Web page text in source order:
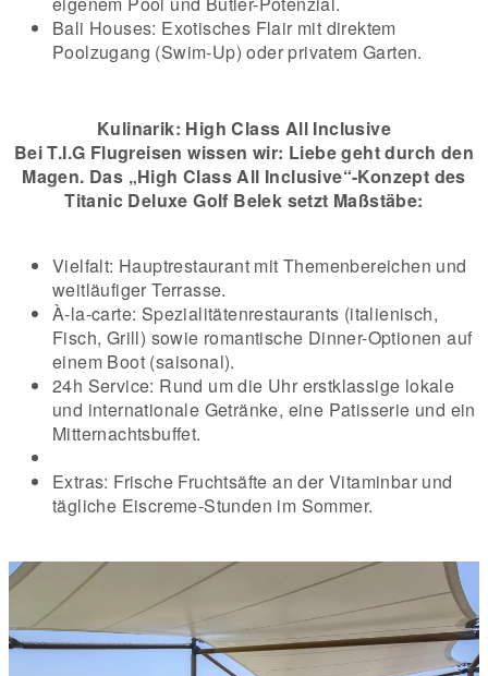
Bali Houses: Exotisches Flair mit direktem
Poolzugang (Swim-Up) oder privatem Garten.
Kulinarik: High Class All Inclusive
Bei T.I.G Flugreisen wissen wir: Liebe geht durch den
Magen. Das „High Class All Inclusive“-Konzept des
Titanic Deluxe Golf Belek setzt Maßstäbe:
Vielfalt: Hauptrestaurant mit Themenbereichen und
weitläufiger Terrasse.
À-la-carte: Spezialitätenrestaurants (italienisch,
Fisch, Grill) sowie romantische Dinner-Optionen auf
einem Boot (saisonal).
24h Service: Rund um die Uhr erstklassige lokale
und internationale Getränke, eine Patisserie und ein
Mitternachtsbuffet.
Extras: Frische Fruchtsäfte an der Vitaminbar und
tägliche Eiscreme-Stunden im Sommer.